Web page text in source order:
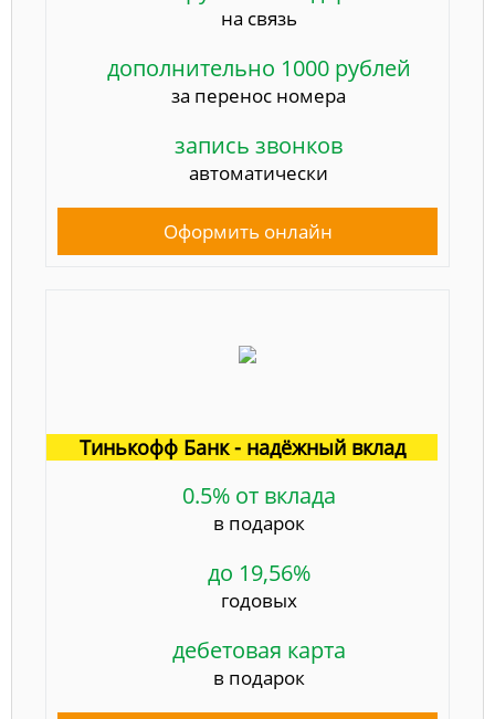
на связь
дополнительно 1000 рублей
за перенос номера
запись звонков
автоматически
Оформить онлайн
Тинькофф Банк - надёжный вклад
0.5% от вклада
в подарок
до 19,56%
годовых
дебетовая карта
в подарок